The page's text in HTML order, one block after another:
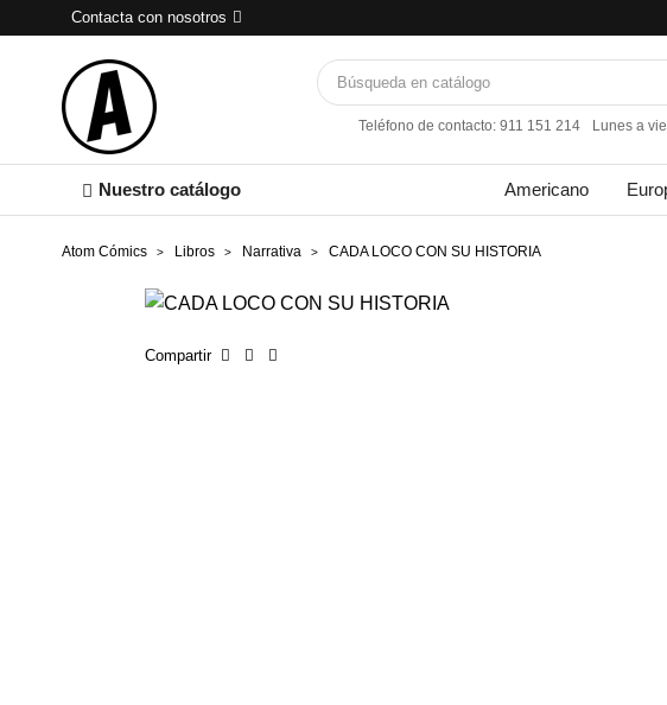
Contacta con nosotros
Teléfono de contacto: 911 151 214 Lunes a
Nuestro catálogo Americano
Atom Cómics Libros Narrativa CADA LOCO CON SU HISTORIA
Compartir